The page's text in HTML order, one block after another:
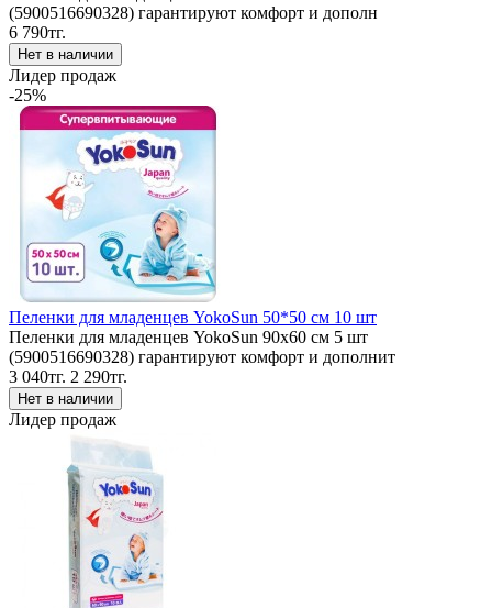
(5900516690328) гарантируют комфорт и дополн
6 790тг.
Лидер продаж
-25%
Пеленки для младенцев YokoSun 50*50 см 10 шт
Пеленки для младенцев YokoSun 90x60 см 5 шт
(5900516690328) гарантируют комфорт и дополнит
3 040тг. 2 290тг.
Лидер продаж